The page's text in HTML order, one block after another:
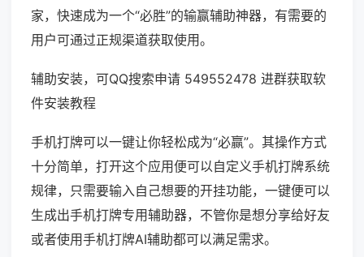
家，快速成为一个“必胜”的输赢辅助神器，有需要的
用户可通过正规渠道获取使用。
辅助安装，可QQ搜索申请 549552478 进群获取软
件安装教程
手机打牌可以一键让你轻松成为“必赢”。其操作方式
十分简单，打开这个应用便可以自定义手机打牌系统
规律，只需要输入自己想要的开挂功能，一键便可以
生成出手机打牌专用辅助器，不管你是想分享给好友
或者使用手机打牌AI辅助都可以满足需求。